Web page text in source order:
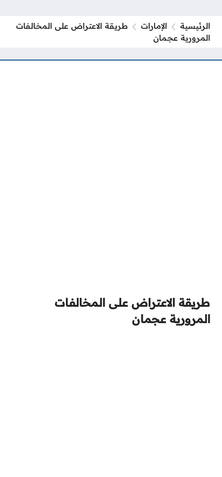
الرئيسية الإمارات
طريقة الاعتراض على المخالفات
المرورية عجمان
طريقة الاعتراض على المخالفات
المرورية عجمان